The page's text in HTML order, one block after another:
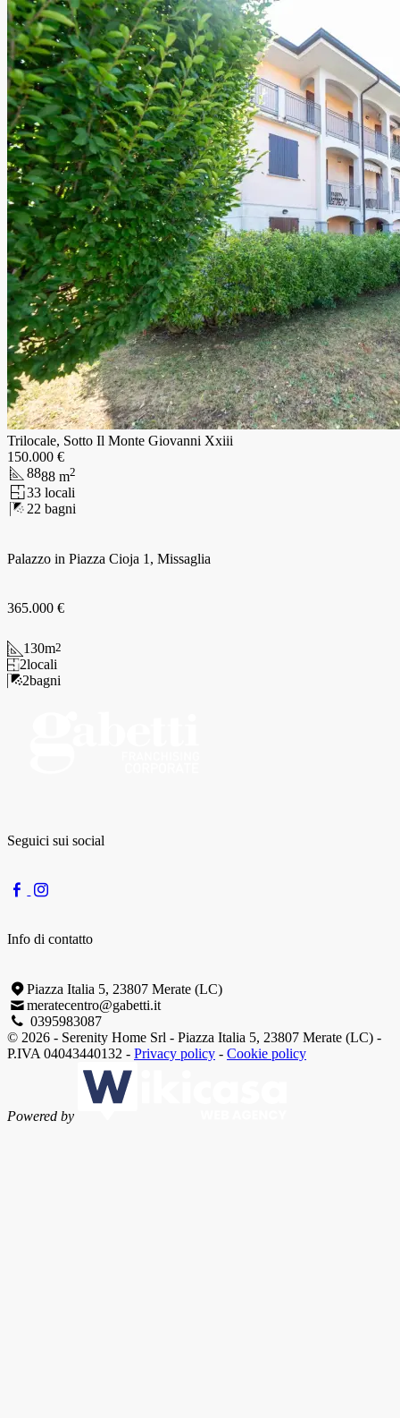
Trilocale, Sotto Il Monte Giovanni Xxiii
150.000 €
8888 m2
33 locali
22 bagni
Palazzo in Piazza Cioja 1, Missaglia
365.000 €
130m2
2locali
2bagni
Seguici sui social
Info di contatto
Piazza Italia 5, 23807 Merate (LC)
meratecentro@gabetti.it
0395983087
© 2026 - Serenity Home Srl - Piazza Italia 5, 23807 Merate (LC) -
P.IVA 04043440132 - Privacy policy - Cookie policy
Powered by